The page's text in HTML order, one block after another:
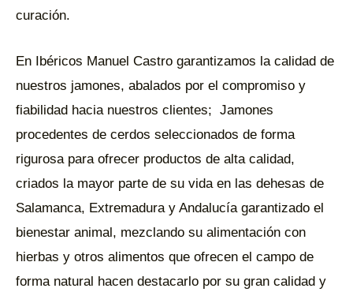
curación.
En Ibéricos Manuel Castro garantizamos la calidad de
nuestros jamones, abalados por el compromiso y
fiabilidad hacia nuestros clientes; Jamones
procedentes de cerdos seleccionados de forma
rigurosa para ofrecer productos de alta calidad,
criados la mayor parte de su vida en las dehesas de
Salamanca, Extremadura y Andalucía garantizado el
bienestar animal, mezclando su alimentación con
hierbas y otros alimentos que ofrecen el campo de
forma natural hacen destacarlo por su gran calidad y